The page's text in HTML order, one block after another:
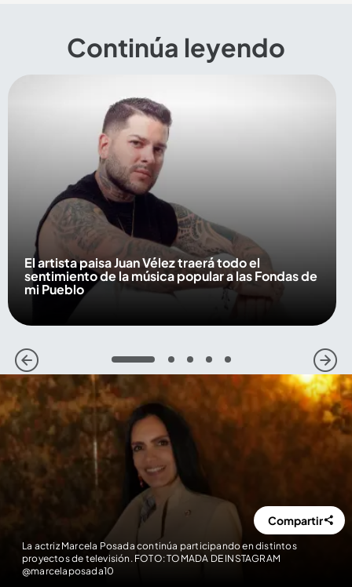
Continúa leyendo
El artista paisa Juan Vélez traerá todo el
sentimiento de la música popular a las Fondas de
mi Pueblo
1 2 3 4 5
La actriz Marcela Posada continúa participando en distintos
proyectos de televisión. FOTO: TOMADA DE INSTAGRAM
@marcelaposada10
Compartir